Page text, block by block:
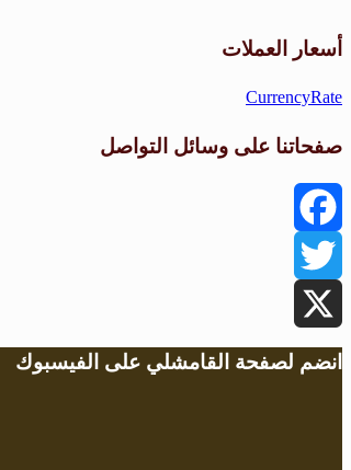
أسعار العملات
CurrencyRate
صفحاتنا على وسائل التواصل
Facebook
Twitter
X
انضم لصفحة القامشلي على الفيسبوك